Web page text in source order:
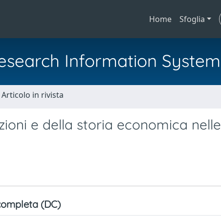
Home Sfoglia
Information System
Articolo in rivista
e della storia economica nelle
(DC)